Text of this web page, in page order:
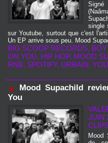
single
sur Youtube, surtout que c'est
Un EP arrive sous peu. Mood
BIG SCOOP RECORDS,
ON YOU, HIP HOP, MOOD
RNB, SPOTIFY, URBAIN,
Mood Supachild
You
JUIN
Mood